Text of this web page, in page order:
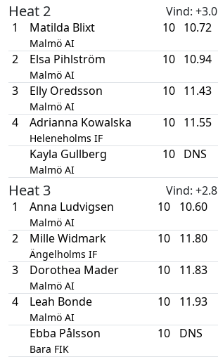
Heat 2 Vind: +3.0
1
Matilda Blixt
Malmö AI
10 10.72
2 Elsa Pihlström
Malmö AI
10 10.94
3 Elly Oredsson
Malmö AI
10 11.43
4 Adrianna Kowalska
Heleneholms IF
10 11.55
Kayla Gullberg
Malmö AI
10 DNS
Heat 3 Vind: +2.8
1
Anna Ludvigsen
Malmö AI
10 10.60
2 Mille Widmark
Ängelholms IF
10 11.80
3 Dorothea Mader
Malmö AI
10 11.83
4 Leah Bonde
Malmö AI
10 11.93
Ebba Pålsson
Bara FIK
10 DNS